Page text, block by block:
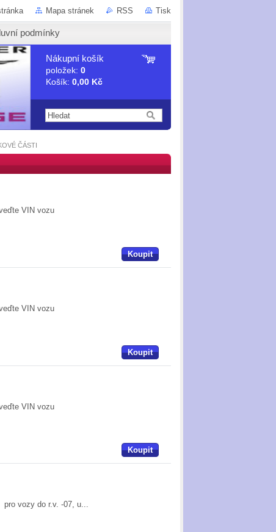
Mapa stránek RSS Tisk
podmínky
Nákupní košík
položek: 0
Košík: 0,00 Kč
ČÁSTI
VIN vozu
Koupit
VIN vozu
Koupit
VIN vozu
Koupit
vozy do r.v. -07, u...